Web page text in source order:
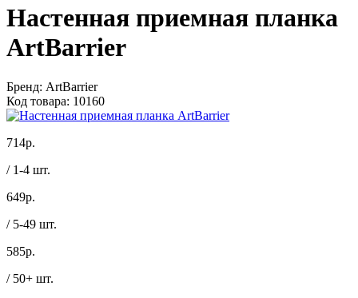
Настенная приемная планка
ArtBarrier
Бренд: ArtBarrier
Код товара: 10160
714р.
/ 1-4 шт.
649р.
/ 5-49 шт.
585р.
/ 50+ шт.